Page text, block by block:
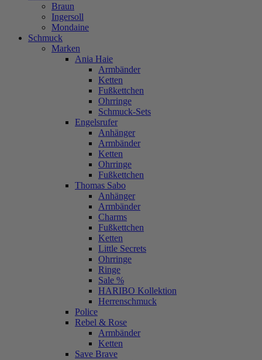
Braun
Ingersoll
Mondaine
Schmuck
Marken
Ania Haie
Armbänder
Ketten
Fußkettchen
Ohrringe
Schmuck-Sets
Engelsrufer
Anhänger
Armbänder
Ketten
Ohrringe
Fußkettchen
Thomas Sabo
Anhänger
Armbänder
Charms
Fußkettchen
Ketten
Little Secrets
Ohrringe
Ringe
Sale %
HARIBO Kollektion
Herrenschmuck
Police
Rebel & Rose
Armbänder
Ketten
Save Brave